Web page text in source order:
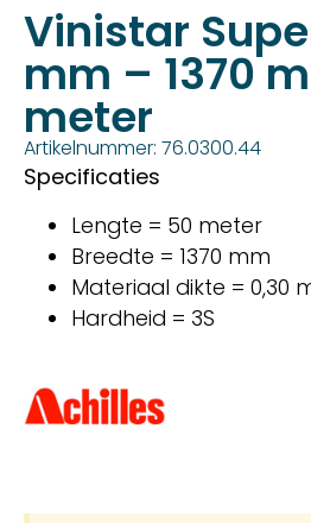
Vinistar
mm – 1370
meter
Artikelnummer: 76.0300.44
Specificaties
Lengte = 50 meter
Breedte = 1370 mm
Materiaal dikte = 0,30
Hardheid = 3S